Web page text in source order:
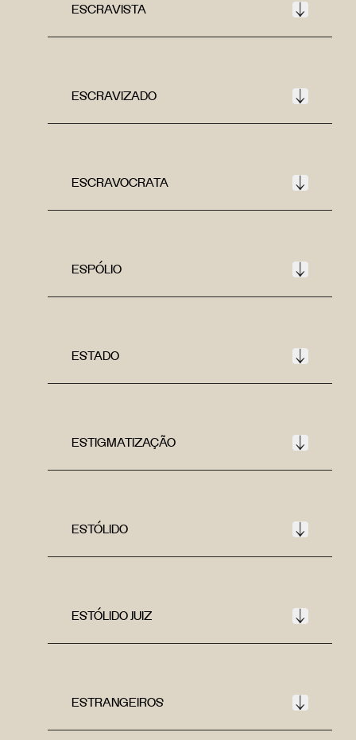
ESCRAVISTA
ESCRAVIZADO
ESCRAVOCRATA
ESPÓLIO
ESTADO
ESTIGMATIZAÇÃO
ESTÓLIDO
ESTÓLIDO JUIZ
ESTRANGEIROS